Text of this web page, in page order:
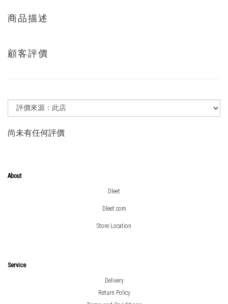
商品描述
顧客評價
尚未有任何評價
About
Dleet
Dleet.com
Store Location
Service
Delivery
Return Policy